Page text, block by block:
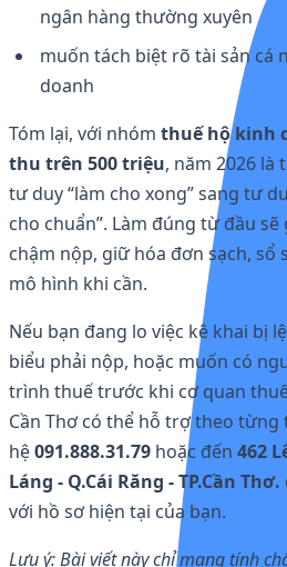
ngân hàng thường xuyên
muốn tách biệt rõ tài sản cá
doanh
Tóm lại, với nhóm thuế hộ kinh
thu trên 500 triệu, năm 2026 là
tư duy “làm cho xong” sang tư
cho chuẩn”. Làm đúng từ đầu
chậm nộp, giữ hóa đơn sạch, sổ
mô hình khi cần.
Nếu bạn đang lo việc kê khai bị
biểu phải nộp, hoặc muốn có
trình thuế trước khi cơ quan
Cần Thơ có thể hỗ trợ theo
hệ091.888.31.79 hoặc đến 462
Láng - Q.Cái Răng - TP.Cần Thơ.
với hồ sơ hiện tại của bạn.
Lưu ý: Bài viết này chỉ mang tính